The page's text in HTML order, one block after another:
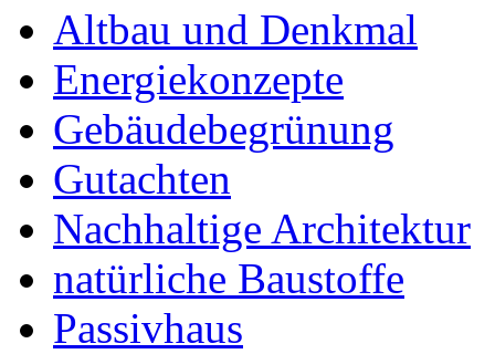
Altbau und Denkmal
Energiekonzepte
Gebäudebegrünung
Gutachten
Nachhaltige Architektur
natürliche Baustoffe
Passivhaus